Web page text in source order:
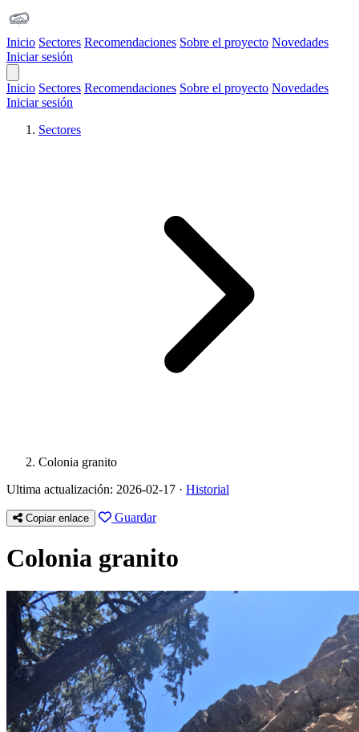
Inicio Sectores Recomendaciones Sobre el proyecto Novedades
Iniciar sesión
Inicio Sectores Recomendaciones Sobre el proyecto Novedades
Iniciar sesión
Sectores
Colonia granito
Ultima actualización: 2026-02-17 · Historial
Copiar enlace Guardar
Colonia granito